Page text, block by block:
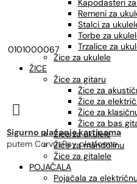
Kapodasteri
Remeni za
Stalci za
Torbe za
Trzalice za
Žice za ukulele
ŽICE
Žice za gitaru
Žice za
Žice za
Žice za
Žice za bas
Žice za ukulele
Žice za mandolinu
Žice za gitalele
POJAČALA
Pojačala za
0101000067

Sigurno plaćanje karticama
putem CorvusPay platforme